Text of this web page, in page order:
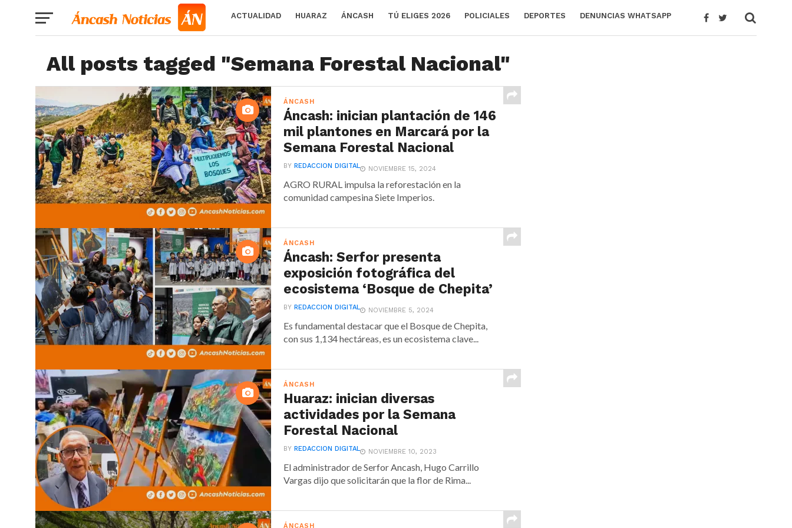
ACTUALIDAD HUARAZ ÁNCASH TÚ ELIGES 2026 POLICIALES DEPORTES DENUNCIAS WHATSAPP
All posts tagged "Semana Forestal Nacional"
ÁNCASH
Áncash: inician plantación de 146
mil plantones en Marcará por la
Semana Forestal Nacional
BYREDACCION DIGITAL NOVIEMBRE 15, 2024
AGRO RURAL impulsa la reforestación en la
comunidad campesina Siete Imperios.
ÁNCASH
Áncash: Serfor presenta
exposición fotográfica del
ecosistema ‘Bosque de Chepita’
BYREDACCION DIGITAL NOVIEMBRE 5, 2024
Es fundamental destacar que el Bosque de Chepita,
con sus 1,134 hectáreas, es un ecosistema clave...
ÁNCASH
Huaraz: inician diversas
actividades por la Semana
Forestal Nacional
BYREDACCION DIGITAL NOVIEMBRE 10, 2023
El administrador de Serfor Ancash, Hugo Carrillo
Vargas dijo que solicitarán que la flor de Rima...
ÁNCASH